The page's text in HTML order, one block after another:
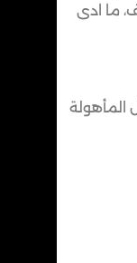
ما ادى
المأهولة